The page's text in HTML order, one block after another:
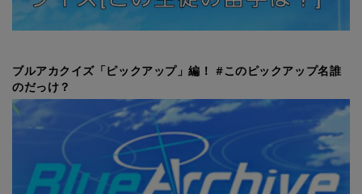
ブルアカクイズ「ピックアップ」編！ #このピックアップ名誰
のだっけ？